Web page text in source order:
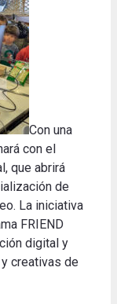
Con una
con el
que abrirá
de
La iniciativa
FRIEND
digital y
creativas de